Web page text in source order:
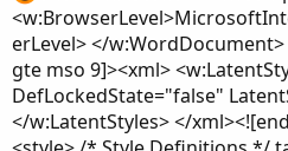
erLevel> </
gte mso 9]><xml>
DefLockedState="false"
</w:LatentStyles> </